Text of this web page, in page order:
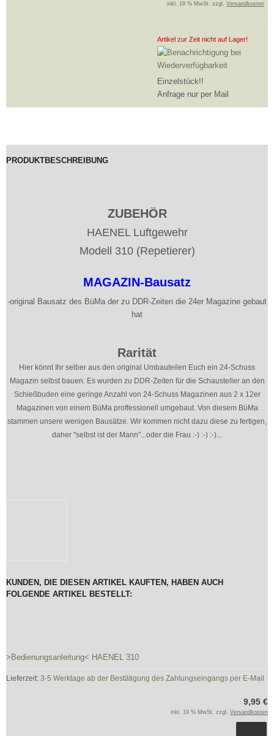
inkl. 19 % MwSt. zzgl. Versandkosten
Artikel zur Zeit nicht auf Lager!
Einzelstück!!
Anfrage nur per Mail
PRODUKTBESCHREIBUNG
ZUBEHÖR
HAENEL Luftgewehr
Modell 310 (Repetierer)
MAGAZIN-Bausatz
-original Bausatz des BüMa der zu DDR-Zeiten die 24er Magazine gebaut
hat
Rarität
Hier könnt Ihr selber aus den original Umbauteilen Euch ein 24-Schuss
Magazin selbst bauen. Es wurden zu DDR-Zeiten für die Schausteller an den
Schießbuden eine geringe Anzahl von 24-Schuss Magazinen aus 2 x 12er
Magazinen von einem BüMa proffessionell umgebaut. Von diesem BüMa
stammen unsere wenigen Bausätze. Wir kommen nicht dazu diese zu fertigen,
daher "selbst ist der Mann"...oder die Frau :-) :-) :-)...
KUNDEN, DIE DIESEN ARTIKEL KAUFTEN, HABEN AUCH
FOLGENDE ARTIKEL BESTELLT:
>Bedienungsanleitung< HAENEL 310
Lieferzeit: 3-5 Werktage ab der Bestätigung des Zahlungseingangs per E-Mail
9,95 €
inkl. 19 % MwSt. zzgl. Versandkosten